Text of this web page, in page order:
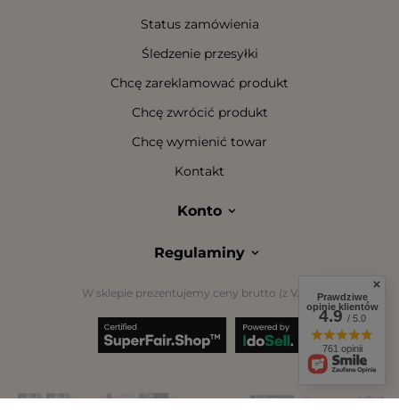
Status zamówienia
Śledzenie przesyłki
Chcę zareklamować produkt
Chcę zwrócić produkt
Chcę wymienić towar
Kontakt
Konto
Regulaminy
W sklepie prezentujemy ceny brutto (z VAT).Prawdziwe
opinie klientów
4.9/ 5.0
761 opinii